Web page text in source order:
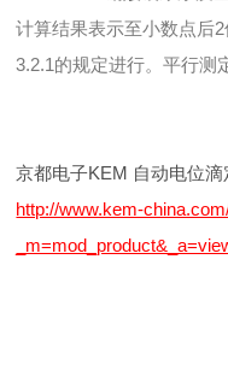
计算结果表示至小数点后
3.2.1的规定进行。平行测
京都电子KEM 自动电位滴
http://www.kem-